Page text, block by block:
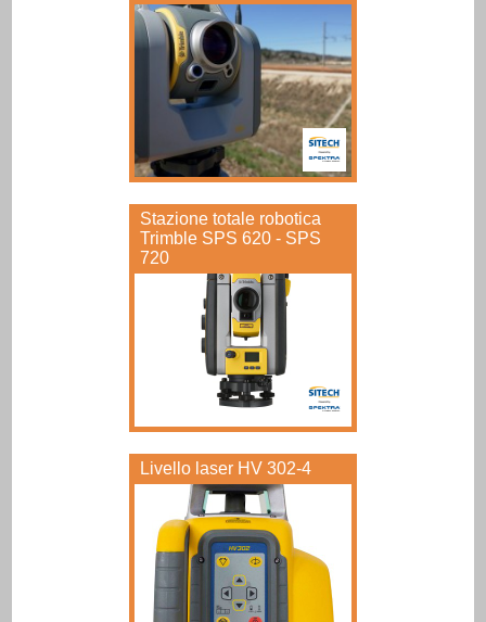
Stazione totale robotica
Trimble SPS 620 - SPS
720
Livello laser HV 302-4